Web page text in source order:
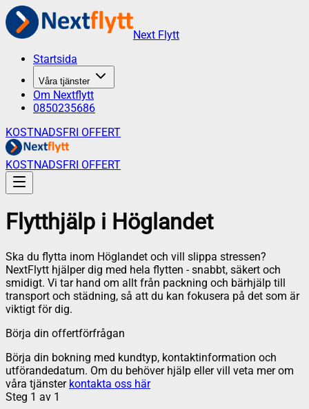
Next Flytt
Startsida
Våra tjänster
Om Nextflytt
0850235686
KOSTNADSFRI OFFERT
KOSTNADSFRI OFFERT
Flytthjälp i Höglandet
Ska du flytta inom Höglandet och vill slippa stressen?
NextFlytt hjälper dig med hela flytten - snabbt, säkert och
smidigt. Vi tar hand om allt från packning och bärhjälp till
transport och städning, så att du kan fokusera på det som är
viktigt för dig.
Börja din offertförfrågan
Börja din bokning med kundtyp, kontaktinformation och
utförandedatum. Om du behöver hjälp eller vill veta mer om
våra tjänster kontakta oss här
Steg 1 av 1